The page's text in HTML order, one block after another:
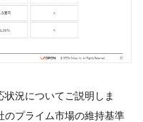
況についてご説明しま
プライム市場の維持基準